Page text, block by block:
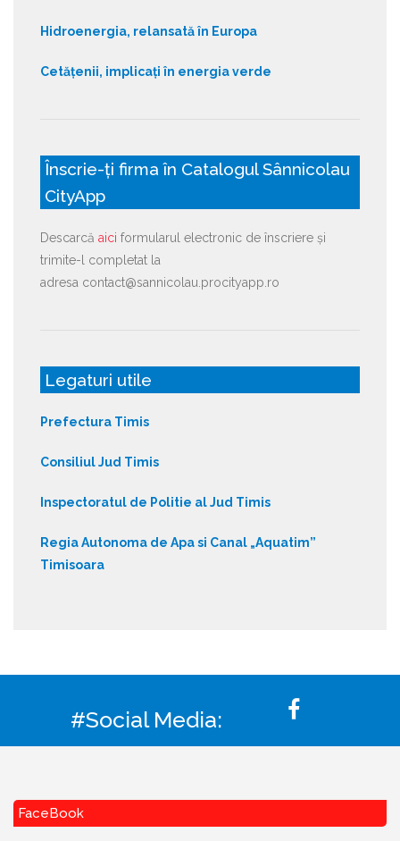
Hidroenergia, relansată în Europa
Cetățenii, implicați în energia verde
Înscrie-ți firma în Catalogul Sânnicolau
CityApp
Descarcă aici formularul electronic de înscriere și
trimite-l completat la
adresa contact@sannicolau.procityapp.ro
Legaturi utile
Prefectura Timis
Consiliul Jud Timis
Inspectoratul de Politie al Jud Timis
Regia Autonoma de Apa si Canal „Aquatim”
Timisoara
#Social Media:
FaceBook